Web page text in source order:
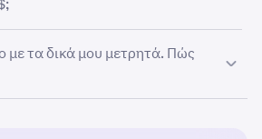
των 25.000 $ που συνδέεται με την
day trader έχει καταργηθεί.
με τα δικά μου μετρητά. Πώς